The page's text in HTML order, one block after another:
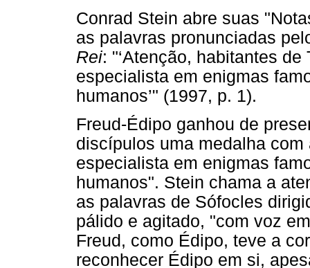
Conrad Stein abre suas
as palavras pronunciadas
Rei: "‘Atenção, habitantes
especialista em enigmas
humanos’" (1997, p. 1).
Freud-Édipo ganhou de
discípulos uma medalha
especialista em enigmas
humanos". Stein chama a
as palavras de Sófocles
pálido e agitado, "com voz
Freud, como Édipo, teve a
reconhecer Édipo em si,